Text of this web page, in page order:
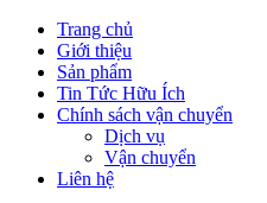
Trang chủ
Giới thiệu
Sản phẩm
Tin Tức Hữu Ích
Chính sách vận chuyển
Dịch vụ
Vận chuyển
Liên hệ